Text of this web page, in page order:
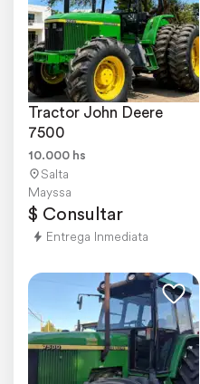
Tractor John Deere
7500
10.000 hs
Salta
Mayssa
$ Consultar
Entrega Inmediata